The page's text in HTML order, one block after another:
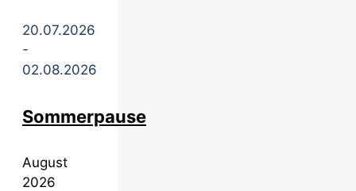
20.07.2026
-
02.08.2026
Sommerpause
August
2026